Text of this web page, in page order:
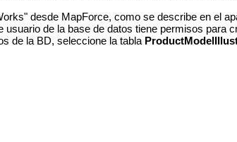
desde MapForce, como se describe en el
usuario de la base de datos tiene permisos para
de la BD, seleccione la tabla